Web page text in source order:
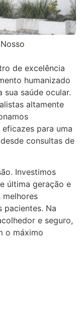
de excelência
humanizado
saúde ocular.
altamente
para uma
consultas de
Investimos
última geração e
pacientes. Na
e seguro,
o máximo